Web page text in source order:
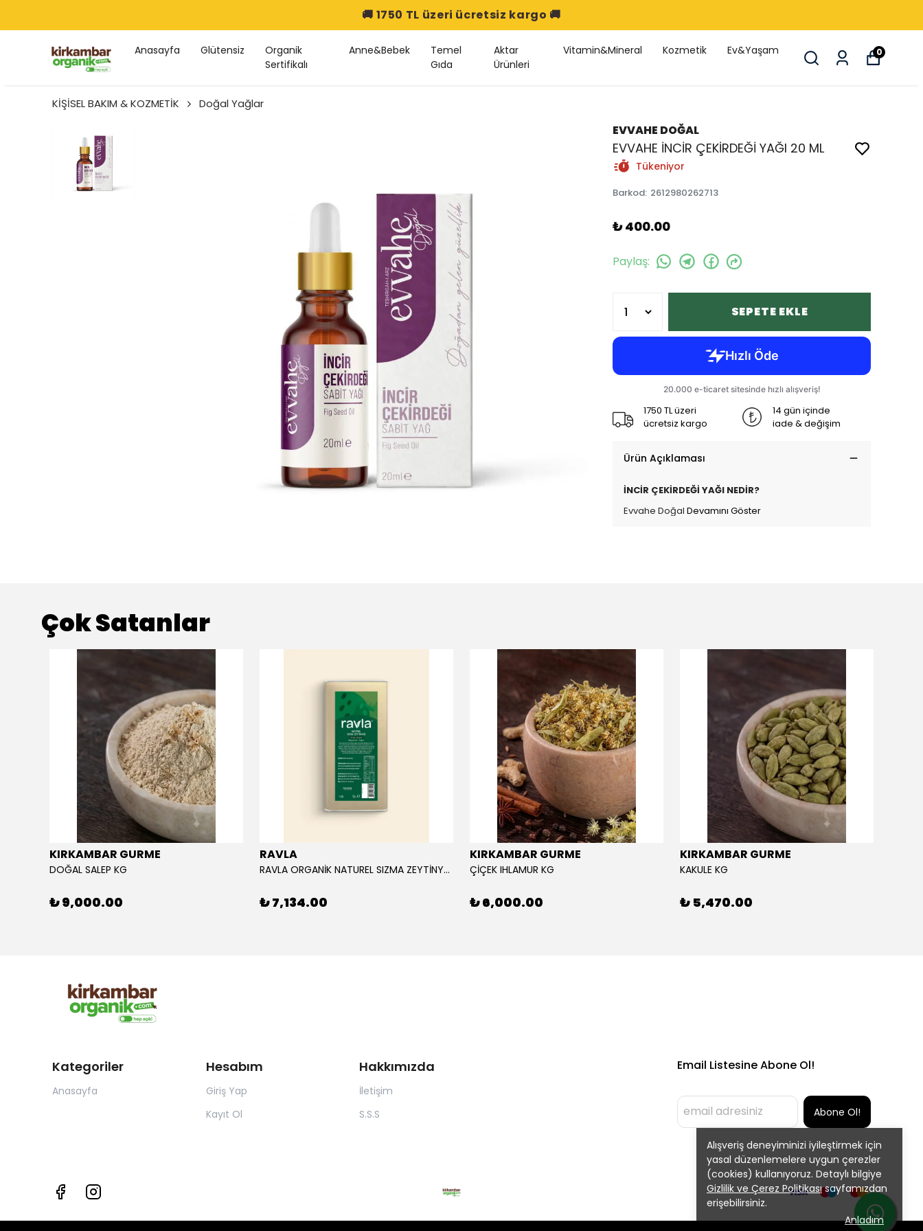
🚚 1750 TL üzeri ücretsiz kargo 🚚
Anasayfa Glütensiz
Organik
Sertifikalı
Anne&Bebek
Temel
Gıda
Aktar
Ürünleri
Vitamin&Mineral Kozmetik Ev&Yaşam 0
Alışveriş deneyiminizi iyileştirmek için
yasal düzenlemelere uygun çerezler
(cookies) kullanıyoruz. Detaylı bilgiye
Gizlilik ve Çerez Politikasısayfamızdan
erişebilirsiniz.
Anladım
KİŞİSEL BAKIM & KOZMETİK Doğal Yağlar
EVVAHE DOĞAL
EVVAHE İNCİR ÇEKİRDEĞİ YAĞI 20 ML
Tükeniyor
Barkod: 2612980262713
₺ 400.00
Paylaş:
SEPETE EKLE
1750 TL üzeri
ücretsiz kargo
14 gün içinde
iade & değişim
Ürün Açıklaması
İNCİR ÇEKİRDEĞİ YAĞI NEDİR?
Evvahe Doğal Devamını Göster
Çok Satanlar
KIRKAMBAR GURME
DOĞAL SALEP KG
₺ 9,000.00
RAVLA
RAVLA ORGANİK NATUREL SIZMA ZEYTİNYAĞI 5L
₺ 7,134.00
KIRKAMBAR GURME
ÇİÇEK IHLAMUR KG
₺ 6,000.00
KIRKAMBAR GURME
KAKULE KG
₺ 5,470.00
Kategoriler
Anasayfa
Hesabım
Giriş Yap
Kayıt Ol
Hakkımızda
İletişim
S.S.S
Email Listesine Abone Ol!
Abone Ol!